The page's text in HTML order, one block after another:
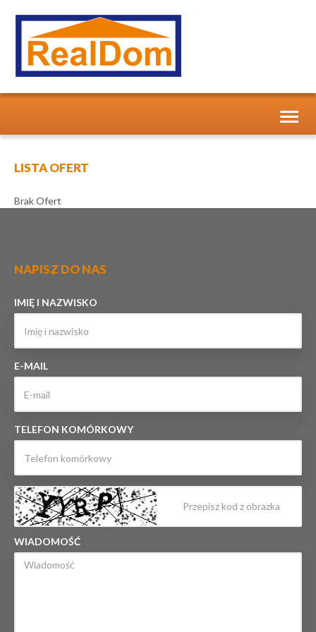
LISTA OFERT
Brak Ofert
NAPISZ DO NAS
IMIĘ I NAZWISKO
E-MAIL
TELEFON KOMÓRKOWY
WIADOMOŚĆ